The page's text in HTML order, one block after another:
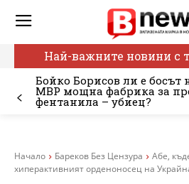
Най-важните новини с
Бойко Борисов ли е босът
МВР мощна фабрика за
фентанила – убиец?
Начало Бареков Без Цензура
Абе,
хиперактивният орденоносец на